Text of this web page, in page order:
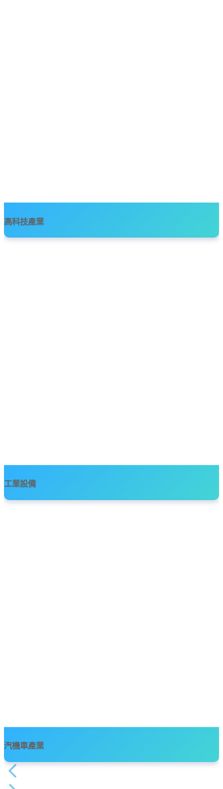
高科技產業
工業設備
汽機車產業
在重塑人與物之間互動方式的超級互聯革命前，沒有任何行業能夠置
身事外。汽車行業正在經歷這場革命，汽車製造 商正競相推出採用最